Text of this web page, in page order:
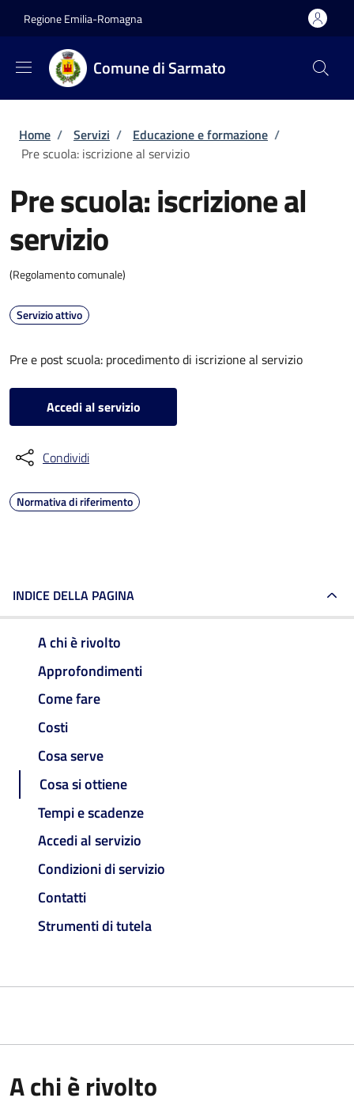
Regione Emilia-Romagna
Comune di Sarmato
Briciole di pane
Home / Servizi / Educazione e formazione /
Pre scuola: iscrizione al servizio
Pre scuola: iscrizione al
servizio
(Regolamento comunale)
Servizio attivo
Pre e post scuola: procedimento di iscrizione al servizio
Accedi al servizio
Condividi
Normativa di riferimento
INDICE DELLA PAGINA
A chi è rivolto
Approfondimenti
Come fare
Costi
Cosa serve
Cosa si ottiene
Tempi e scadenze
Accedi al servizio
Condizioni di servizio
Contatti
Strumenti di tutela
A chi è rivolto